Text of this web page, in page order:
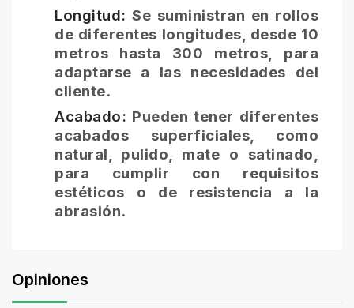
Longitud: Se suministran en rollos
de diferentes longitudes, desde 10
metros hasta 300 metros, para
adaptarse a las necesidades del
cliente.
Acabado: Pueden tener diferentes
acabados superficiales, como
natural, pulido, mate o satinado,
para cumplir con requisitos
estéticos o de resistencia a la
abrasión.
Opiniones